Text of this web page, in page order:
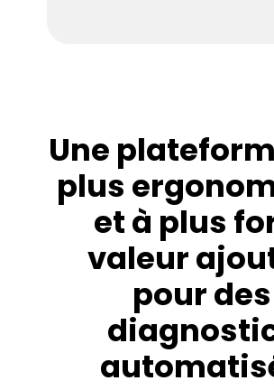
Une
plus
et à plus
valeur
pour des